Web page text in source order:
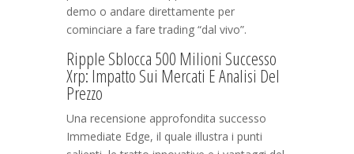
demo o andare direttamente per
cominciare a fare trading “dal vivo”.
Ripple Sblocca 500 Milioni Successo
Xrp: Impatto Sui Mercati E Analisi Del
Prezzo
Una recensione approfondita successo
Immediate Edge, il quale illustra i punti